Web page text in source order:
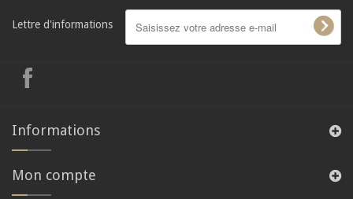
Lettre d'informations
Informations
Mon compte